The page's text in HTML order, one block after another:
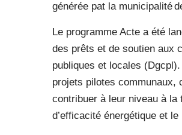
générée pat la municipalité
Le programme Acte a été
des prêts et de soutien aux
publiques et locales
projets pilotes communaux,
contribuer à leur niveau à la
d’efficacité énergétique et